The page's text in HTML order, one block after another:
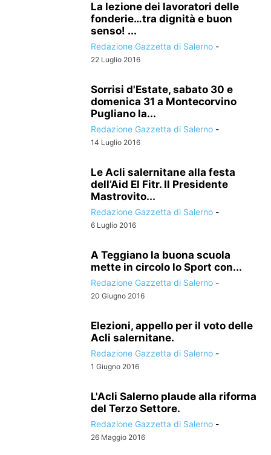
La lezione dei lavoratori delle
fonderie…tra dignità e buon
senso! ...
Redazione Gazzetta di Salerno -
22 Luglio 2016
Sorrisi d'Estate, sabato 30 e
domenica 31 a Montecorvino
Pugliano la...
Redazione Gazzetta di Salerno -
14 Luglio 2016
Le Acli salernitane alla festa
dell’Aid El Fitr. Il Presidente
Mastrovito...
Redazione Gazzetta di Salerno -
6 Luglio 2016
A Teggiano la buona scuola
mette in circolo lo Sport con...
Redazione Gazzetta di Salerno -
20 Giugno 2016
Elezioni, appello per il voto delle
Acli salernitane.
Redazione Gazzetta di Salerno -
1 Giugno 2016
L'Acli Salerno plaude alla riforma
del Terzo Settore.
Redazione Gazzetta di Salerno -
26 Maggio 2016